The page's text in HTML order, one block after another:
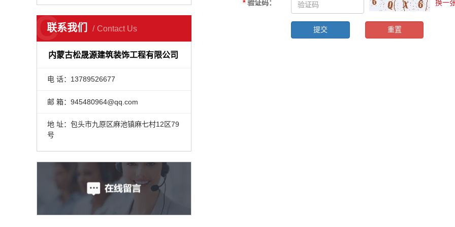
联系我们 Contact Us
C
内蒙古松晟源建筑装饰工程有限公司
电 话：13789526677
邮 箱：945480964@qq.com
地 址：包头市九原区麻池镇麻七村12区79
号
* 验证码： 换一